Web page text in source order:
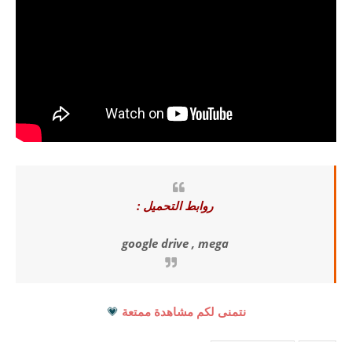
روابط التحميل :
google drive , mega
نتمنى لكم مشاهدة ممتعة 💗